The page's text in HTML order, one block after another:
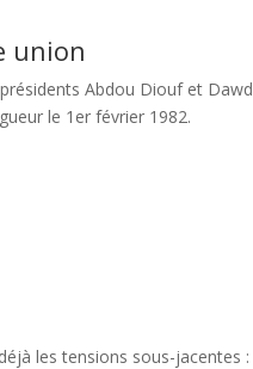
union
Abdou Diouf et
le 1er février 1982.
les tensions sous-jacentes